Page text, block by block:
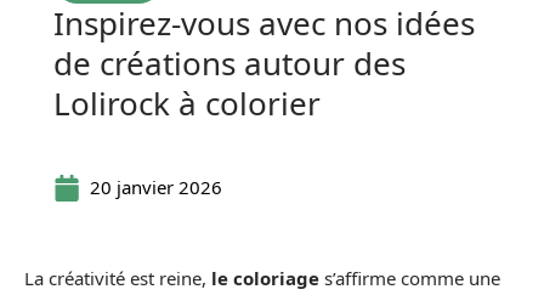
Inspirez-vous avec nos idées
de créations autour des
Lolirock à colorier
20 janvier 2026
La créativité est reine, le coloriage s’affirme comme une